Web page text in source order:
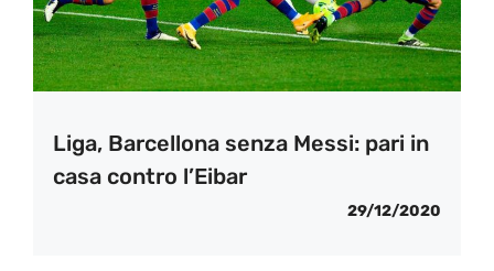
Liga, Barcellona senza Messi: pari in
casa contro l’Eibar
29/12/2020